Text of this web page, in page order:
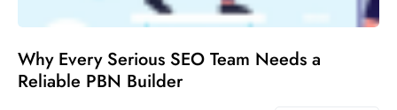
Why Every Serious SEO Team Needs a
Reliable PBN Builder